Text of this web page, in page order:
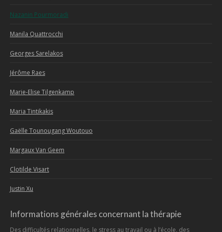
Nazanin Pourmoradi
Manila Quattrocchi
Georges Sarelakos
Jérôme Raes
Marie-Elise Tilgenkamp
Maria Tintikakis
Gaëlle Tounougang Woutouo
Margaux Van Geem
Clotilde Visart
Justin Xu
Informations générales concernant la thérapie
Des difficultés relationnelles, le stress au travail ou à l’école, des